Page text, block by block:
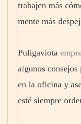
trabajen más
mente más
Puligaviota
algunos
en la oficina y
esté siempre